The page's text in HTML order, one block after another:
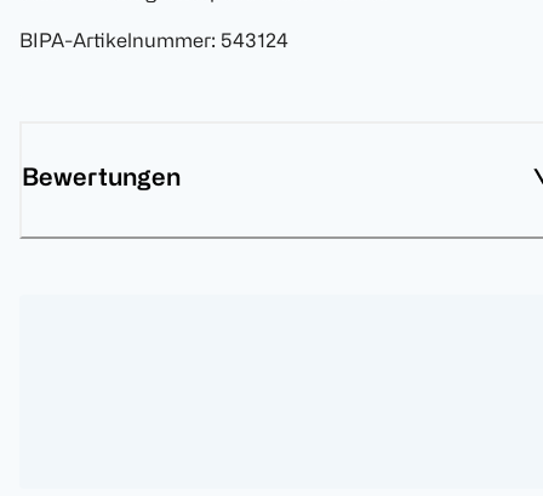
BIPA-Artikelnummer: 543124
Bewertungen